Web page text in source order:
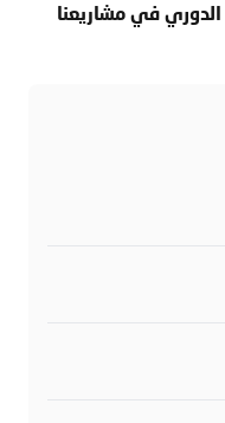
الدوري في مشاريعنا